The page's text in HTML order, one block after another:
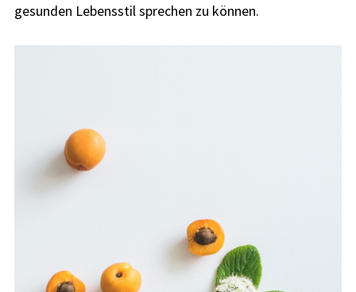
gesunden Lebensstil sprechen zu können.